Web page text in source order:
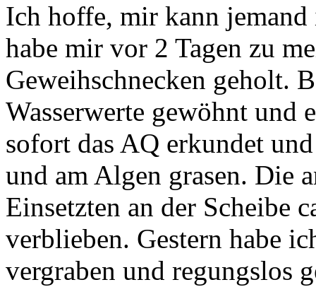
Ich hoffe, mir kann
habe mir vor 2 Tagen zu
Geweihschnecken geholt.
Wasserwerte gewöhnt und
sofort das AQ erkundet
und am Algen grasen. Die
Einsetzten an der Scheibe
verblieben. Gestern habe
vergraben und regungslos